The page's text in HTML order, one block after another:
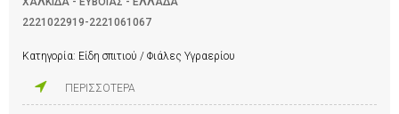
2221022919-2221061067
Κατηγορία: Είδη σπιτιού / Φιάλες Υγραερίου
ΠΕΡΙΣΣΟΤΕΡΑ